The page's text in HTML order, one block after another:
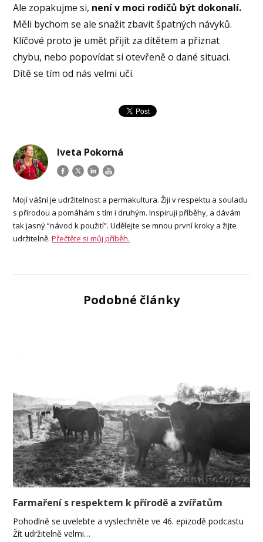
Ale zopakujme si, není v moci rodičů být dokonalí.
Měli bychom se ale snažit zbavit špatných návyků.
Klíčové proto je umět přijít za dítětem a přiznat
chybu, nebo popovídat si otevřeně o dané situaci.
Dítě se tím od nás velmi učí.
Iveta Pokorná
Mojí vášní je udržitelnost a permakultura. Žiji v respektu a souladu
s přírodou a pomáhám s tím i druhým. Inspiruji příběhy, a dávám
tak jasný “návod k použití”. Udělejte se mnou první kroky a žijte
udržitelně.Přečtěte si můj příběh.
Podobné články
Farmaření s respektem k přírodě a zvířatům
Pohodlně se uvelebte a vyslechněte ve 46. epizodě podcastu
Žít udržitelně velmi…